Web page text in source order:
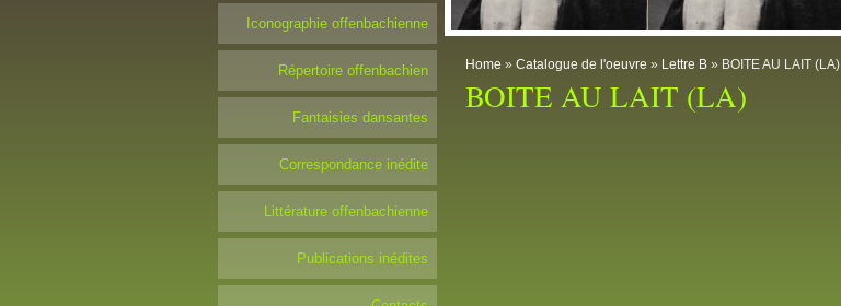
Home » Catalogue de l'oeuvre » Lettre B » BOITE AU LAIT (LA)
BOITE AU LAIT (LA)
Iconographie offenbachienne
Répertoire offenbachien
Fantaisies dansantes
Correspondance inédite
Littérature offenbachienne
Publications inédites